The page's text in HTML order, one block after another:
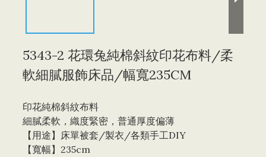
5343-2 花環兔純棉斜紋印花布料/柔
軟細膩服飾床品/幅寬235CM
印花純棉斜紋布料
細膩柔軟，織度緊密，普通厚度偏薄
【用途】床單被套/製衣/各類手工DIY
【寬幅】235cm